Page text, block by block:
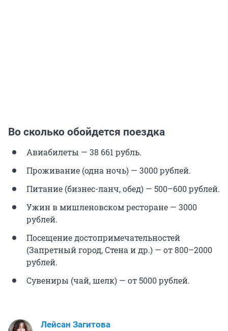
Во сколько обойдется поездка
Авиабилеты — 38 661 рубль.
Проживание (одна ночь) — 3000 рублей.
Питание (бизнес-ланч, обед) — 500–600 рублей.
Ужин в мишленовском ресторане — 3000
рублей.
Посещение достопримечательностей
(Запретный город, Стена и др.) — от 800–2000
рублей.
Сувениры (чай, шелк) — от 5000 рублей.
Лейсан Загитова